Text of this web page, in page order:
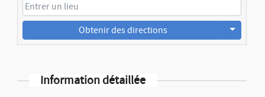
Obtenir des directions
Information détaillée